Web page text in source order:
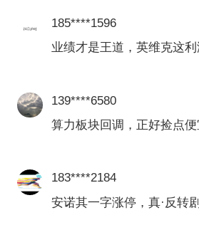
185****1596
业绩才是王道，英维克这利
139****6580
算力板块回调，正好捡点便
183****2184
安诺其一字涨停，真·反转